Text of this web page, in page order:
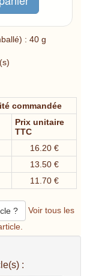
: 40 g
commandée
Prix unitaire
TTC
16.20 €
13.50 €
11.70 €
?
Voir tous les
: